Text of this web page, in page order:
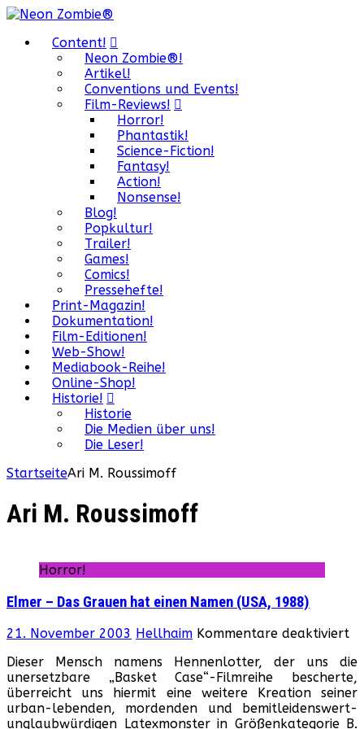
Content!
Neon Zombie®!
Artikel!
Conventions und Events!
Film-Reviews!
Horror!
Phantastik!
Science-Fiction!
Fantasy!
Action!
Nonsense!
Blog!
Popkultur!
Trailer!
Games!
Comics!
Pressehefte!
Print-Magazin!
Dokumentation!
Film-Editionen!
Web-Show!
Mediabook-Reihe!
Online-Shop!
Historie!
Historie
Die Medien über uns!
Die Leser!
StartseiteAri M. Roussimoff
Ari M. Roussimoff
Horror!
Elmer – Das Grauen hat einen Namen (USA, 1988)
21. November 2003 Hellhaim Kommentare deaktiviert
–
Dieser Mensch namens Hennenlotter, der uns die
unersetzbare „Basket Case“-Filmreihe bescherte,
überreicht uns hiermit eine weitere Kreation seiner
urban-lebenden, mordenden und bemitleidenswert-
unglaubwürdigen Latexmonster in Größenkategorie B.